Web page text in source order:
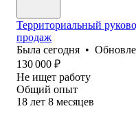
Территориальный
продаж
Была сегодня •
130 000 ₽
Не ищет работу
Общий опыт
18 лет 8 месяцев